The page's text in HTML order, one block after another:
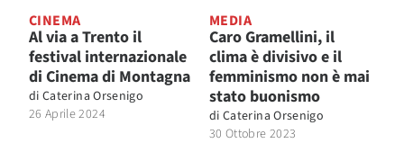
CINEMA
Al via a Trento il
festival internazionale
di Cinema di Montagna
di Caterina Orsenigo
26 Aprile 2024
MEDIA
Caro Gramellini, il
clima è divisivo e il
femminismo non è mai
stato buonismo
di Caterina Orsenigo
30 Ottobre 2023